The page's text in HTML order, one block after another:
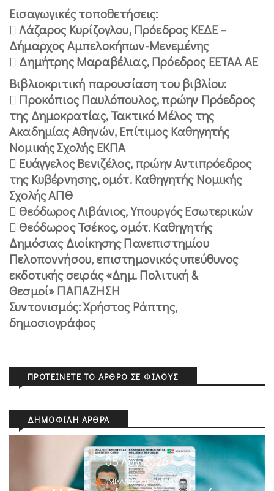
Εισαγωγικές τοποθετήσεις:
 Λάζαρος Κυρίζογλου, Πρόεδρος ΚΕΔΕ –
Δήμαρχος Αμπελοκήπων-Μενεμένης
 Δημήτρης Μαραβέλιας, Πρόεδρος ΕΕΤΑΑ ΑΕ
Βιβλιοκριτική παρουσίαση του βιβλίου:
 Προκόπιος Παυλόπουλος, πρώην Πρόεδρος
της Δημοκρατίας, Τακτικό Μέλος της
Ακαδημίας Αθηνών, Επίτιμος Καθηγητής
Νομικής Σχολής ΕΚΠΑ
 Ευάγγελος Βενιζέλος, πρώην Αντιπρόεδρος
της Κυβέρνησης, ομότ. Καθηγητής Νομικής
Σχολής ΑΠΘ
 Θεόδωρος Λιβάνιος, Υπουργός Εσωτερικών
 Θεόδωρος Τσέκος, ομότ. Καθηγητής
Δημόσιας Διοίκησης Πανεπιστημίου
Πελοποννήσου, επιστημονικός υπεύθυνος
εκδοτικής σειράς «Δημ. Πολιτική &
Θεσμοί» ΠΑΠΑΖΗΣΗ
Συντονισμός: Χρήστος Ράπτης,
δημοσιογράφος
ΠΡΟΤΕΊΝΕΤΕ ΤΟ ΆΡΘΡΟ ΣΕ ΦΊΛΟΥΣ
ΔΗΜΟΦΙΛΉ ΆΡΘΡΑ
05 Αυγ 2026
ΜΙΧΆΛΗΣ ΚΥΡΙΑΚΊΔΗΣ